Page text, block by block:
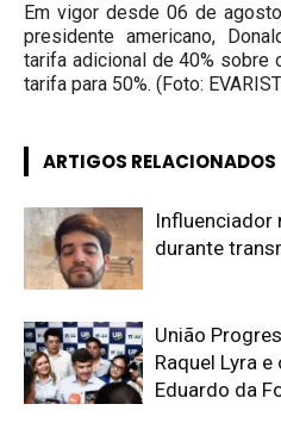
Em vigor desde 06 de
presidente americano,
tarifa adicional de 40% sobre
tarifa para 50%. (Foto:
ARTIGOS RELACIONADOS
Influenciador
durante
União
Raquel Lyra
Eduardo da